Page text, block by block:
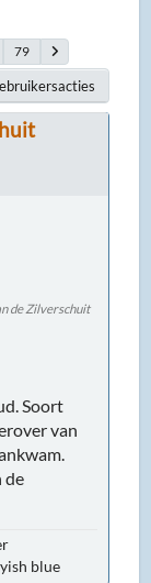
79
de Zilverschuit
Soort
van
de
blue